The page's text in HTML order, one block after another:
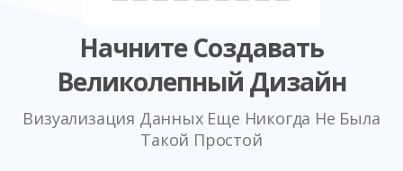
Начните Создавать
Великолепный Дизайн
Визуализация Данных Еще Никогда Не Была
Такой Простой